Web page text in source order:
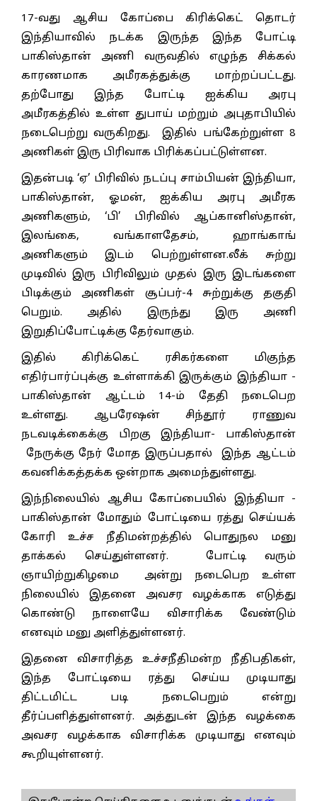
17-வது ஆசிய கோப்பை கிரிக்கெட் தொடர்
இந்தியாவில் நடக்க இருந்த இந்த போட்டி
பாகிஸ்தான் அணி வருவதில் எழுந்த சிக்கல்
காரணமாக அமீரகத்துக்கு மாற்றப்பட்டது.
தற்போது இந்த போட்டி ஐக்கிய அரபு
அமீரகத்தில் உள்ள துபாய் மற்றும் அபுதாபியில்
நடைபெற்று வருகிறது. இதில் பங்கேற்றுள்ள 8
அணிகள் இரு பிரிவாக பிரிக்கப்பட்டுள்ளன.
இதன்படி ‘ஏ’ பிரிவில் நடப்பு சாம்பியன் இந்தியா,
பாகிஸ்தான், ஓமன், ஐக்கிய அரபு அமீரக
அணிகளும், ‘பி’ பிரிவில் ஆப்கானிஸ்தான்,
இலங்கை, வங்காளதேசம், ஹாங்காங்
அணிகளும் இடம் பெற்றுள்ளன.லீக் சுற்று
முடிவில் இரு பிரிவிலும் முதல் இரு இடங்களை
பிடிக்கும் அணிகள் சூப்பர்-4 சுற்றுக்கு தகுதி
பெறும். அதில் இருந்து இரு அணி
இறுதிப்போட்டிக்கு தேர்வாகும்.
இதில் கிரிக்கெட் ரசிகர்களை மிகுந்த
எதிர்பார்ப்புக்கு உள்ளாக்கி இருக்கும் இந்தியா -
பாகிஸ்தான் ஆட்டம் 14-ம் தேதி நடைபெற
உள்ளது. ஆபரேஷன் சிந்தூர் ராணுவ
நடவடிக்கைக்கு பிறகு இந்தியா- பாகிஸ்தான்
நேருக்கு நேர் மோத இருப்பதால் இந்த ஆட்டம்
கவனிக்கத்தக்க ஒன்றாக அமைந்துள்ளது.
இந்நிலையில் ஆசிய கோப்பையில் இந்தியா -
பாகிஸ்தான் மோதும் போட்டியை ரத்து செய்யக்
கோரி உச்ச நீதிமன்றத்தில் பொதுநல மனு
தாக்கல் செய்துள்ளனர். போட்டி வரும்
ஞாயிற்றுகிழமை அன்று நடைபெற உள்ள
நிலையில் இதனை அவசர வழக்காக எடுத்து
கொண்டு நாளையே விசாரிக்க வேண்டும்
எனவும் மனு அளித்துள்ளனர்.
இதனை விசாரித்த உச்சநீதிமன்ற நீதிபதிகள்,
இந்த போட்டியை ரத்து செய்ய முடியாது
திட்டமிட்ட படி நடைபெறும் என்று
தீர்ப்பளித்துள்ளனர். அத்துடன் இந்த வழக்கை
அவசர வழக்காக விசாரிக்க முடியாது எனவும்
கூறியுள்ளனர்.